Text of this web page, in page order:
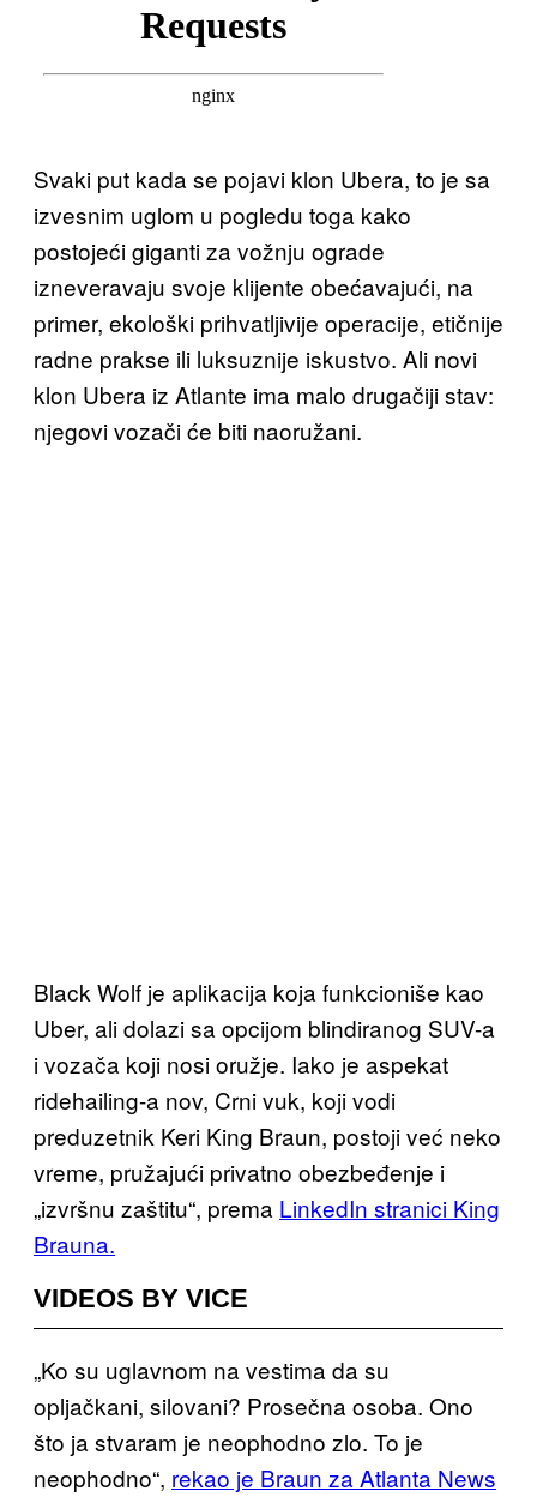
Svaki put kada se pojavi klon Ubera, to je sa
izvesnim uglom u pogledu toga kako
postojeći giganti za vožnju ograde
izneveravaju svoje klijente obećavajući, na
primer, ekološki prihvatljivije operacije, etičnije
radne prakse ili luksuznije iskustvo. Ali novi
klon Ubera iz Atlante ima malo drugačiji stav:
njegovi vozači će biti naoružani.
Black Wolf je aplikacija koja funkcioniše kao
Uber, ali dolazi sa opcijom blindiranog SUV-a
i vozača koji nosi oružje. Iako je aspekat
ridehailing-a nov, Crni vuk, koji vodi
preduzetnik Keri King Braun, postoji već neko
vreme, pružajući privatno obezbeđenje i
„izvršnu zaštitu“, prema LinkedIn stranici King
Brauna.
VIDEOS BY VICE
„Ko su uglavnom na vestima da su
opljačkani, silovani? Prosečna osoba. Ono
što ja stvaram je neophodno zlo. To je
neophodno“, rekao je Braun za Atlanta News